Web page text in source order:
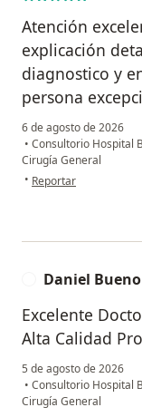
Atención
explicación
diagnostico y
persona
6 de agosto de 2026
• Consultorio Hospital
Cirugía General
• en opinión del
Reportar
Daniel Bueno
Excelente
Alta Calidad
5 de agosto de 2026
• Consultorio Hospital
Cirugía General